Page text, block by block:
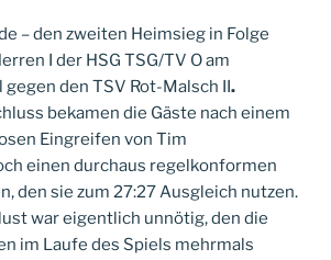
– den zweiten Heimsieg in Folge
I der HSG TSG/TV O am
den TSV Rot-Malsch II.
bekamen die Gäste nach einem
Eingreifen von Tim
einen durchaus regelkonformen
den sie zum 27:27 Ausgleich nutzen.
war eigentlich unnötig, den die
im Laufe des Spiels mehrmals